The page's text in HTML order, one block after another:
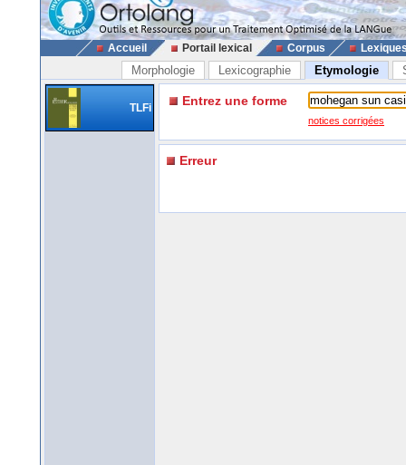
Accueil Portail lexical Corpus
Morphologie Lexicographie Etymologie
TLFi Entrez une forme
notices corrigées
Erreur